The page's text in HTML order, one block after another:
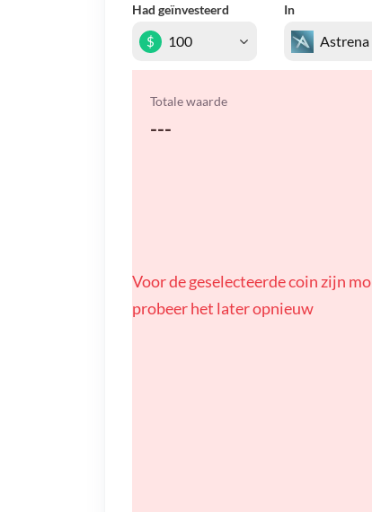
Had geïnvesteerd In
$
Totale waarde
---
Voor de geselecteerde coin zijn
probeer het later opnieuw